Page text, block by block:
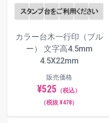
カラー台木一行印（ブル
ー） 文字高4.5mm
4.5X22mm
販売価格
¥525 （税込）
（税抜 ¥478）